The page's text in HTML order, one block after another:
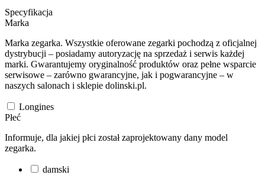
Specyfikacja
Marka
Marka zegarka. Wszystkie oferowane zegarki pochodzą z oficjalnej
dystrybucji – posiadamy autoryzację na sprzedaż i serwis każdej
marki. Gwarantujemy oryginalność produktów oraz pełne wsparcie
serwisowe – zarówno gwarancyjne, jak i pogwarancyjne – w
naszych salonach i sklepie dolinski.pl.
Longines
Płeć
Informuje, dla jakiej płci został zaprojektowany dany model
zegarka.
damski